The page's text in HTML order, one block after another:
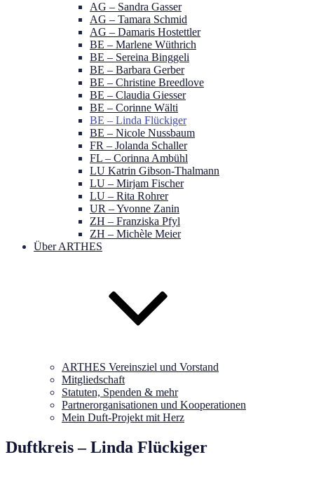
AG – Sandra Gasser
AG – Tamara Schmid
AG – Damaris Hostettler
BE – Marlene Wüthrich
BE – Sereina Binggeli
BE – Barbara Gerber
BE – Christine Breedlove
BE – Claudia Giesser
BE – Corinne Wälti
BE – Linda Flückiger
BE – Nicole Nussbaum
FR – Jolanda Schaller
FL – Corinna Ambühl
LU Katrin Gibson-Thalmann
LU – Mirjam Fischer
LU – Rita Rohrer
UR – Yvonne Zanin
ZH – Franziska Pfyl
ZH – Michèle Meier
Über ARTHES
ARTHES Vereinsziel und Vorstand
Mitgliedschaft
Statuten, Spenden & mehr
Partnerorganisationen und Kooperationen
Mein Duft-Projekt mit Herz
Duftkreis – Linda Flückiger